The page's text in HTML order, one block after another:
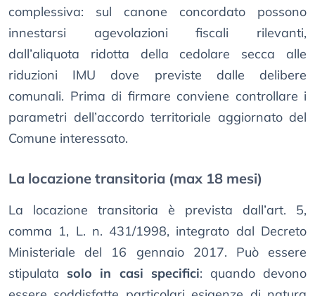
complessiva: sul canone concordato possono
innestarsi agevolazioni fiscali rilevanti,
dall’aliquota ridotta della cedolare secca alle
riduzioni IMU dove previste dalle delibere
comunali. Prima di firmare conviene controllare i
parametri dell’accordo territoriale aggiornato del
Comune interessato.
La locazione transitoria (max 18 mesi)
La locazione transitoria è prevista dall’art. 5,
comma 1, L. n. 431/1998, integrato dal Decreto
Ministeriale del 16 gennaio 2017. Può essere
stipulata solo in casi specifici: quando devono